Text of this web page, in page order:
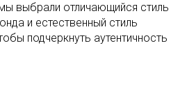
выбрали отличающийся стиль
и естественный стиль
подчеркнуть аутентичность